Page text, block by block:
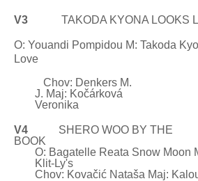
V3 TAKODA KYONA LOOKS
O: Youandi Pompidou M: Takoda
Love
Chov: Denkers M.
J. Maj: Kočárková
Veronika
V4 SHERO WOO BY THE
BOOK
O: Bagatelle Reata Snow Moon
Klit-Ly's
Chov: Kovačić Nataša Maj: